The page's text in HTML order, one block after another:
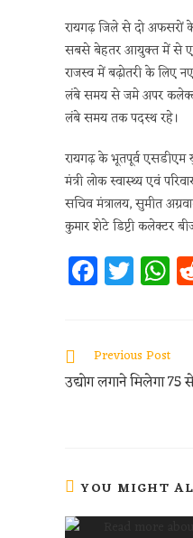
रायगढ़ जिले से दो अफसरों
सबसे बेहतर आयुक्त में से एक
राजस्व में बढ़ोतरी के लिए
लंबे समय से जमे अपर कलेक्टर
लंबे समय तक पदस्थ रहे।
रायगढ़ के भूतपूर्व
मंत्री लोक स्वास्थ्य एवं
सचिव मंत्रालय, सुमीत
कुमार शेटे डिप्टी कलेक्टर
Fa
ce
oo
k
T
w
er
h
s
A
Previous Post
उद्योग लगाने मिलेगा
YOU MIGHT